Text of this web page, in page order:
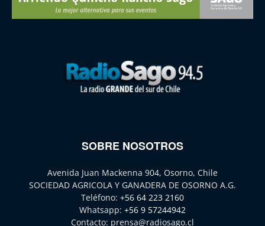
SOBRE NOSOTROS
Avenida Juan Mackenna 904, Osorno, Chile
SOCIEDAD AGRICOLA Y GANADERA DE OSORNO A.G.
Teléfono: +56 64 223 2160
Whatsapp: +56 9 57244942
Contacto: prensa@radiosago.cl